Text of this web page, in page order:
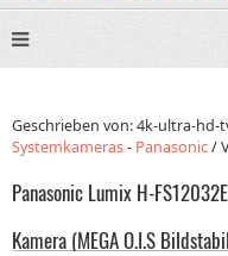
Geschrieben von: 4k-ultra-hd-
Systemkameras- Panasonic/
Panasonic Lumix H-
Kamera (MEGA O.I.S